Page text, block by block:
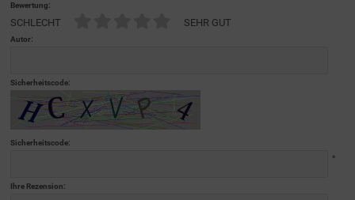
Bewertung:
SCHLECHT SEHR GUT
Autor:
Sicherheitscode:
Sicherheitscode:
*
Ihre Rezension: